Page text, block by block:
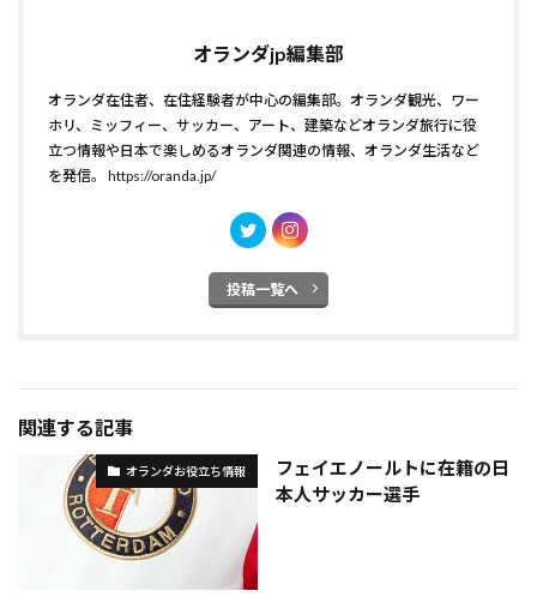
オランダjp編集部
オランダ在住者、在住経験者が中心の編集部。オランダ観光、ワー
ホリ、ミッフィー、サッカー、アート、建築などオランダ旅行に役
立つ情報や日本で楽しめるオランダ関連の情報、オランダ生活など
を発信。 https://oranda.jp/
投稿一覧へ
関連する記事
オランダお役立ち情報
フェイエノールトに在籍の日
本人サッカー選手